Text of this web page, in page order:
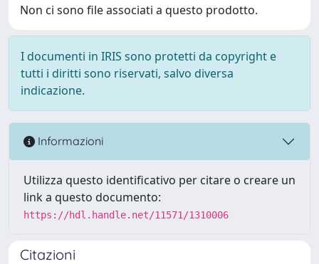
Non ci sono file associati a questo prodotto.
I documenti in IRIS sono protetti da copyright e
tutti i diritti sono riservati, salvo diversa
indicazione.
Informazioni
Utilizza questo identificativo per citare o creare un
link a questo documento:
https://hdl.handle.net/11571/1310006
Citazioni